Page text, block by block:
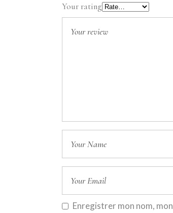
Your rating
Enregistrer mon nom,